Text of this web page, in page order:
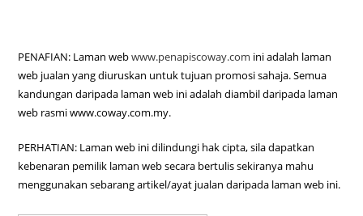
PENAFIAN: Laman webwww.penapiscoway.com ini adalah laman
web jualan yang diuruskan untuk tujuan promosi sahaja. Semua
kandungan daripada laman web ini adalah diambil daripada laman
web rasmi www.coway.com.my.
PERHATIAN: Laman web ini dilindungi hak cipta, sila dapatkan
kebenaran pemilik laman web secara bertulis sekiranya mahu
menggunakan sebarang artikel/ayat jualan daripada laman web ini.